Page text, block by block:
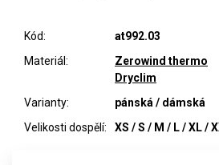
Kód:
at992.03
Materiál:
Zerowind thermo
Dryclim
Varianty:
pánská / dámská
Velikosti dospělí:
XS / S / M / L / XL /